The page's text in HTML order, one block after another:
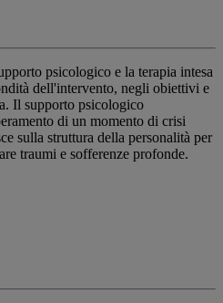
psicologico e la terapia intesa
dell'intervento, negli obiettivi e
Il supporto psicologico
di un momento di crisi
sulla struttura della personalità per
traumi e sofferenze profonde.